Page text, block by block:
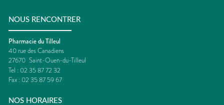
NOUS RENCONTRER
Pharmacie du Tilleul
40 rue des Canadiens
27670 Saint-Ouen-du-Tilleul
Tel : 02 35 87 72 32
Fax : 02 35 87 59 67
NOS HORAIRES